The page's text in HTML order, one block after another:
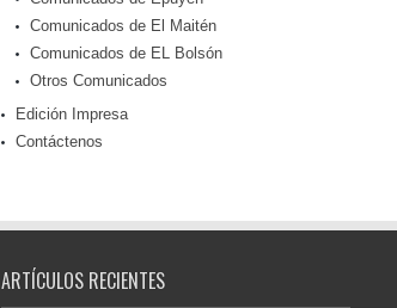
Comunicados de El Maitén
Comunicados de EL Bolsón
Otros Comunicados
Edición Impresa
Contáctenos
ARTÍCULOS RECIENTES